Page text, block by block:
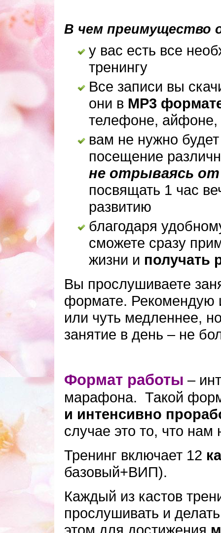
В чем преимущество
у вас есть все
тренингу
Все записи вы
они в MP3
телефоне, айфоне,
вам не нужно
посещение
не отрываясь от
посвящать 1 час
развитию
благодаря
сможете сразу
жизни и получать
Вы прослушиваете
формате. Рекомендую
или чуть медленнее,
занятие в день – не
Формат работы –
марафона. Такой
и интенсивно
случае это то, что нам
Тренинг включает 12
базовый+ВИП).
Каждый из кастов
прослушивать и